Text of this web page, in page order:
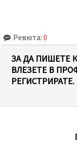
Ревюта: 0
ЗА ДА ПИШЕТЕ
ВЛЕЗЕТЕ В
РЕГИСТРИРАТЕ.